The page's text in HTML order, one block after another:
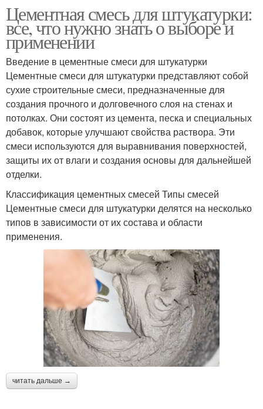
Цементная смесь для штукатурки:
все, что нужно знать о выборе и
применении
Введение в цементные смеси для штукатурки
Цементные смеси для штукатурки представляют собой
сухие строительные смеси, предназначенные для
создания прочного и долговечного слоя на стенах и
потолках. Они состоят из цемента, песка и специальных
добавок, которые улучшают свойства раствора. Эти
смеси используются для выравнивания поверхностей,
защиты их от влаги и создания основы для дальнейшей
отделки.
Классификация цементных смесей Типы смесей
Цементные смеси для штукатурки делятся на несколько
типов в зависимости от их состава и области
применения.
читать дальше →